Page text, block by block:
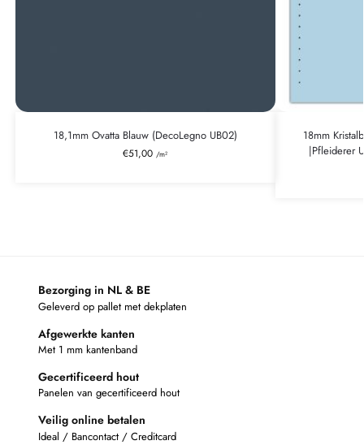
18,1mm Ovatta Blauw (DecoLegno UB02)
€51,00 /m²
18mm
|Pfleiderer
Bezorging in NL & BE
Geleverd op pallet met dekplaten
Afgewerkte kanten
Met 1 mm kantenband
Gecertificeerd hout
Panelen van gecertificeerd hout
Veilig online betalen
Ideal / Bancontact / Creditcard